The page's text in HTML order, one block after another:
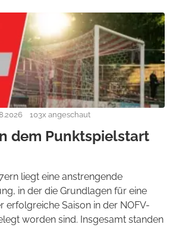
103x angeschaut
dem Punktspielstart
liegt eine anstrengende
in der die Grundlagen für eine
erfolgreiche Saison in der NOFV-
worden sind. Insgesamt standen